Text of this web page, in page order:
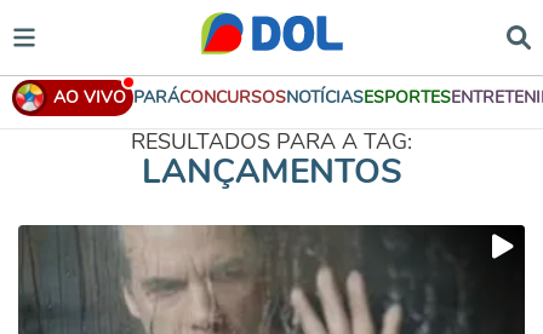
AO VIVO PARÁCONCURSOSNOTÍCIASESPORTES
RESULTADOS PARA A TAG:
LANÇAMENTOS